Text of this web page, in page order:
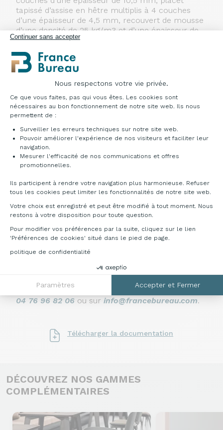
Continuer sans accepter
Nous respectons votre vie privée.
Plateforme de Gestion du Consentement :
Ce que vous faites, pas qui vous êtes. Les cookies sont
nécessaires au bon fonctionnement de notre site web. Ils nous
permettent de :
Surveiller les erreurs techniques sur notre site web.
Pouvoir améliorer l'expérience de nos visiteurs et faciliter leur
navigation.
Mesurer l'efficacité de nos communications et offres
promotionnelles.
Ils participent à rendre votre navigation plus harmonieuse. Refuser
tous les cookies peut limiter les fonctionnalités de notre site web.
Votre choix est enregistré et peut être modifié à tout moment. Nous
restons à votre disposition pour toute question.
Pour modifier vos préférences par la suite, cliquez sur le lien
'Préférences de cookies' situé dans le pied de page.
politique de confidentialité
Paramètres Accepter et Fermer
Axeptio consent
tapissé d’assise en hêtre multiplis à 4 couches
d’une épaisseur de 4,5 mm, recouvert de mousse
d’une densité de 25 kg/m3 et d’une épaisseur de
10 mm. Partie arrière du dossier en bois.
Structure en bois de hêtre multiplis et en bois
massif.
DÉCLINAISONS & TARIFS
les multitudes de possibilités qu'offre cette
gamme. Pour toutes informations
complémentaires, veuillez nous contacter au
04 76 96 82 06 ou sur info@francebureau.com.
Télécharger la documentation
DÉCOUVREZ NOS GAMMES
COMPLÉMENTAIRES